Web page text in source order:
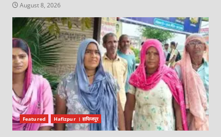
August 8, 2026
Featured Hafizpur । हाफिजपुर